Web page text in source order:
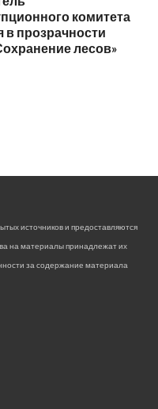
комитета
в прозрачности
лесов»
источников и предоставляются
на материалы принадлежат их
за содержание материала